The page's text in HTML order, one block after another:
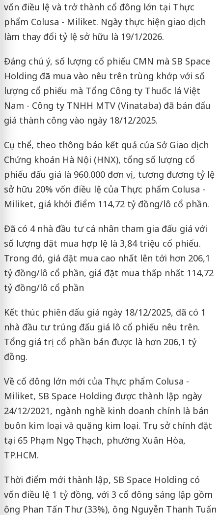
vốn điều lệ và trở thành cổ đông lớn tại Thực
phẩm Colusa - Miliket. Ngày thực hiện giao dịch
làm thay đổi tỷ lệ sở hữu là 19/1/2026.
Đáng chú ý, số lượng cổ phiếu CMN mà SB Space
Holding đã mua vào nêu trên trùng khớp với số
lượng cổ phiếu mà Tổng Công ty Thuốc lá Việt
Nam - Công ty TNHH MTV (Vinataba) đã bán đấu
giá thành công vào ngày 18/12/2025.
Cụ thể, theo thông báo kết quả của Sở Giao dịch
Chứng khoán Hà Nội (HNX), tổng số lượng cổ
phiếu đấu giá là 960.000 đơn vị, tương đương tỷ lệ
sở hữu 20% vốn điều lệ của Thực phẩm Colusa -
Miliket, giá khởi điểm 114,72 tỷ đồng/lô cổ phần.
Đã có 4 nhà đầu tư cá nhân tham gia đấu giá với
số lượng đặt mua hợp lệ là 3,84 triệu cổ phiếu.
Trong đó, giá đặt mua cao nhất lên tới hơn 206,1
tỷ đồng/lô cổ phần, giá đặt mua thấp nhất 114,72
tỷ đồng/lô cổ phần
Kết thúc phiên đấu giá ngày 18/12/2025, đã có 1
nhà đầu tư trúng đấu giá lô cổ phiếu nêu trên.
Tổng giá trị cổ phần bán được là hơn 206,1 tỷ
đồng.
Về cổ đông lớn mới của Thực phẩm Colusa -
Miliket, SB Space Holding được thành lập ngày
24/12/2021, ngành nghề kinh doanh chính là bán
buôn kim loại và quặng kim loại. Trụ sở chính đặt
tại 65 Phạm Ngọc Thạch, phường Xuân Hòa,
TP.HCM.
Thời điểm mới thành lập, SB Space Holding có
vốn điều lệ 1 tỷ đồng, với 3 cổ đông sáng lập gồm
ông Phan Tấn Thư (33%), ông Nguyễn Thanh Tuấn